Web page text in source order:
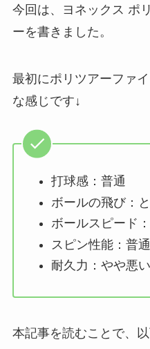
今回は、ヨネックス ポ
ーを書きました。
最初にポリツアーファ
な感じです↓
打球感：普通
ボールの飛び：
ボールスピード
スピン性能：普通
耐久力：やや悪い
本記事を読むことで、